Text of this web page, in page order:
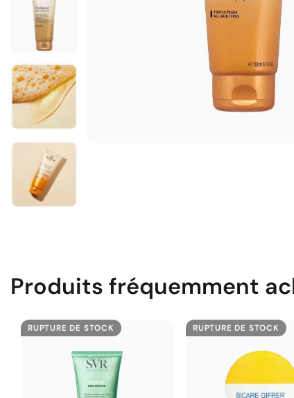
Produits fréquemment
RUPTURE DE STOCK RUPTURE DE STOCK